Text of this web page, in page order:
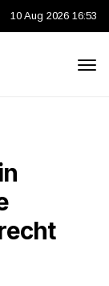
10 Aug 2026 16:53